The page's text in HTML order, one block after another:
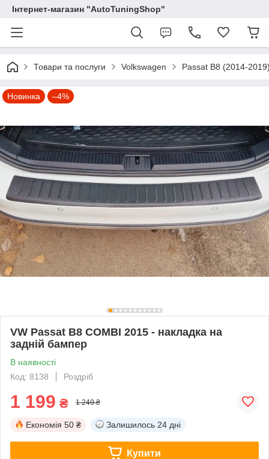
Інтернет-магазин "AutoTuningShop"
Товари та послуги Volkswagen Passat B8 (2014-
Новинка –4%
VW Passat B8 COMBI 2015 - накладка на
задній бампер
В наявності
Код: 8138
Роздріб
1 199 ₴ 1 249 ₴
Економія 50 ₴ Залишилось 24 дні
Купити